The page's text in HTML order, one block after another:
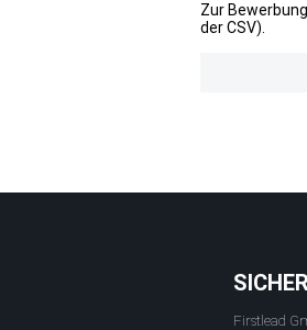
Zur
der CSV).
Firstlead